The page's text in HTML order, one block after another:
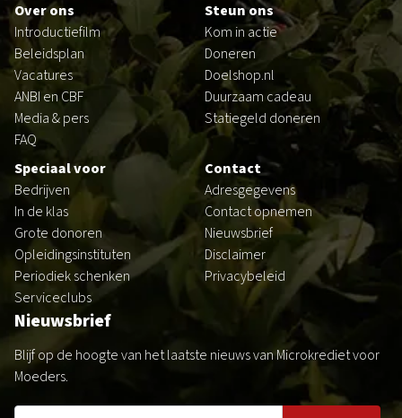
Over ons
Introductiefilm
Beleidsplan
Vacatures
ANBI en CBF
Media & pers
FAQ
Steun ons
Kom in actie
Doneren
Doelshop.nl
Duurzaam cadeau
Statiegeld doneren
Speciaal voor
Bedrijven
In de klas
Grote donoren
Opleidingsinstituten
Periodiek schenken
Serviceclubs
Contact
Adresgegevens
Contact opnemen
Nieuwsbrief
Disclaimer
Privacybeleid
Nieuwsbrief
Blijf op de hoogte van het laatste nieuws van Microkrediet voor
Moeders.